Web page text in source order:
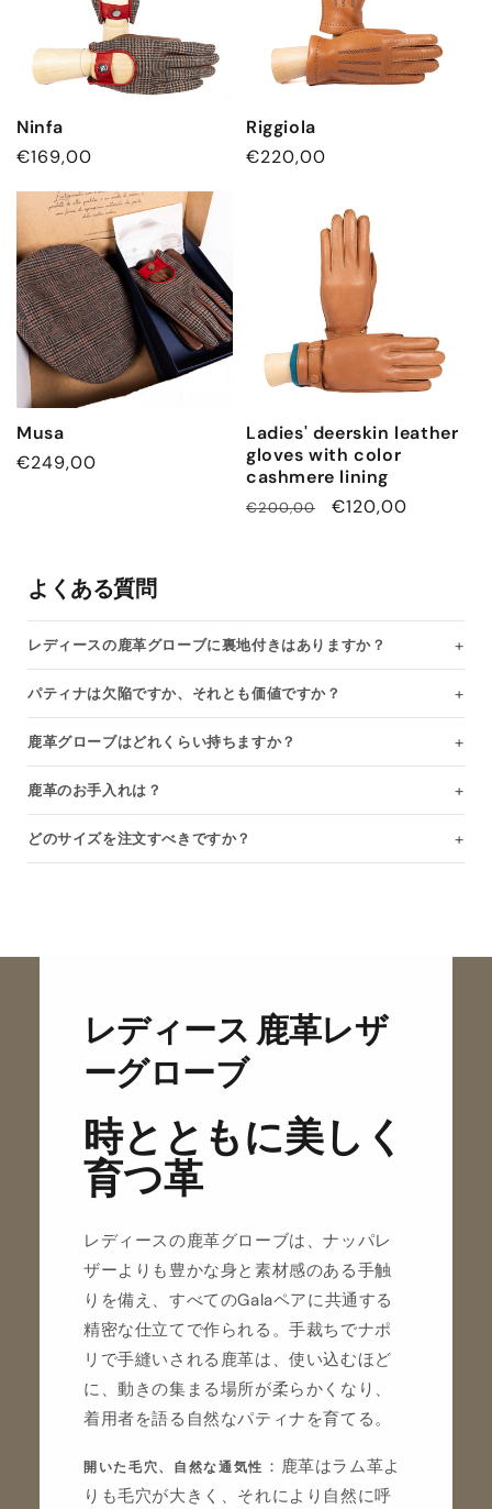
Ninfa
通
価
格
€169,00
Riggiola
通
€220,00
Musa
通
€249,00
Ladies' deerskin leather
gloves with color
cashmere lining
通
€200,00
セ
€120,00
よくある質問
レディースの鹿革グローブに裏地付きはありますか？
パティナは欠陥ですか、それとも価値ですか？
鹿革グローブはどれくらい持ちますか？
鹿革のお手入れは？
どのサイズを注文すべきですか？
レディース 鹿革レザ
ーグローブ
時とともに美しく
育つ革
レディースの鹿革グローブは、ナッパレ
ザーよりも豊かな身と素材感のある手触
りを備え、すべてのGalaペアに共通する
精密な仕立てで作られる。手裁ちでナポ
リで手縫いされる鹿革は、使い込むほど
に、動きの集まる場所が柔らかくなり、
着用者を語る自然なパティナを育てる。
開いた毛穴、自然な通気性 ：鹿革はラム革よ
りも毛穴が大きく、それにより自然に呼